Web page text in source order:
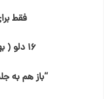
فقط
۱۶ دلو ( بهمن ماه )
“باز هم به